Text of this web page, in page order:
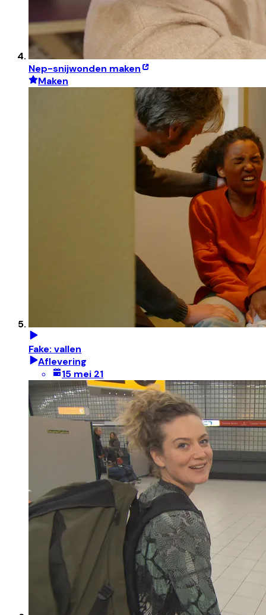
Nep-snijwonden maken
Maken
Fake: vallen
Aflevering
15 mei 21